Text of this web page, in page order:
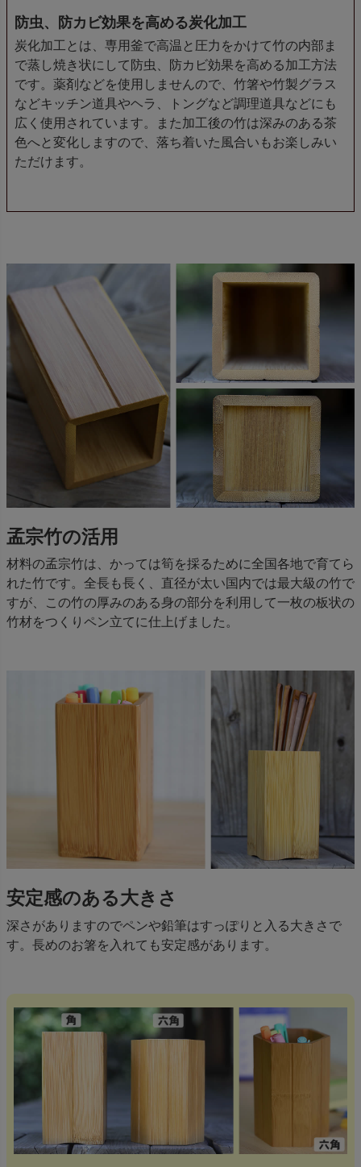
防虫、防カビ効果を高める炭化加工
炭化加工とは、専用釜で高温と圧力をかけて竹の内部ま
で蒸し焼き状にして防虫、防カビ効果を高める加工方法
です。薬剤などを使用しませんので、竹箸や竹製グラス
などキッチン道具やヘラ、トングなど調理道具などにも
広く使用されています。また加工後の竹は深みのある茶
色へと変化しますので、落ち着いた風合いもお楽しみい
ただけます。
孟宗竹の活用
材料の孟宗竹は、かっては筍を採るために全国各地で育てら
れた竹です。全長も長く、直径が太い国内では最大級の竹で
すが、この竹の厚みのある身の部分を利用して一枚の板状の
竹材をつくりペン立てに仕上げました。
安定感のある大きさ
深さがありますのでペンや鉛筆はすっぽりと入る大きさで
す。長めのお箸を入れても安定感があります。